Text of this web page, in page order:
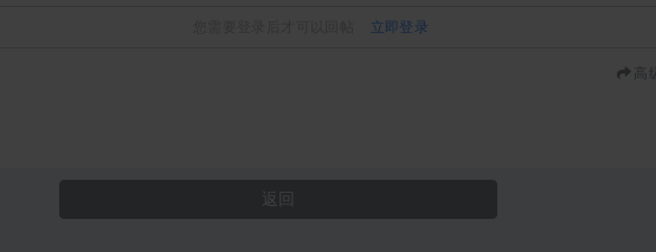
立即登录
高
返回